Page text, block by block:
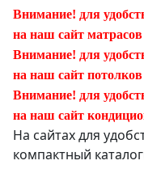
Внимание! для
на наш сайт матрасов
Внимание! для
на наш сайт потолков
Внимание! для
на наш сайт
На сайтах для
компактный